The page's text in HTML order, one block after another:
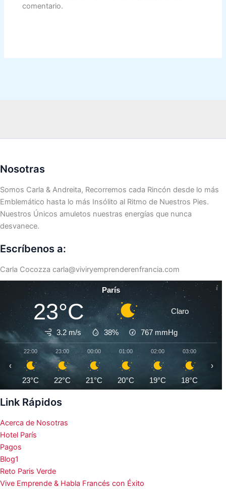
comentario.
Nosotras
Somos Carla & Andreita, Recorremos cada Rincón desde lo más
Emblemático hasta lo más Insólito al Ritmo de Nuestros Pies.
Nuestros Únicos amuletos nuestras energías que nunca
desvanece.
Escríbenos a:
Carla Cocozza carla@viviryemprenderenfrancia.com
París
23°C Claro
3.2 m/s 38% 767 mmHg
22:00
23°C
23:00
22°C
00:00
21°C
01:00
20°C
02:00
19°C
03:00
18°C
‹ ›
Link Rápidos
Acerca de Nosotras
Hotel París
Pagos
Blog1
Reto Paris Verde
Vive Emprende & Habla Francés con Éxito